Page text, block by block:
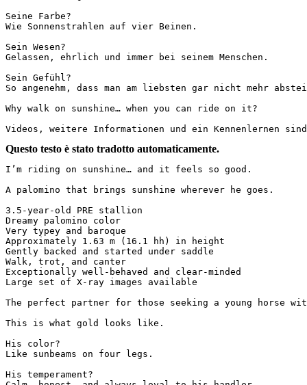
Seine Farbe?
Wie Sonnenstrahlen auf vier Beinen.
Sein Wesen?
Gelassen, ehrlich und immer bei seinem Menschen.
Sein Gefühl?
So angenehm, dass man am liebsten gar nicht mehr
Why walk on sunshine… when you can ride on it?
Videos, weitere Informationen und ein Kennenlernen
Questo testo è stato tradotto automaticamente.
I’m riding on sunshine… and it feels so good.
A palomino that brings sunshine wherever he goes.
3.5-year-old PRE stallion
Dreamy palomino color
Very typey and baroque
Approximately 1.63 m (16.1 hh) in height
Gently backed and started under saddle
Walk, trot, and canter
Exceptionally well-behaved and clear-minded
Large set of X-ray images available
The perfect partner for those seeking a young horse
This is what gold looks like.
His color?
Like sunbeams on four legs.
His temperament?